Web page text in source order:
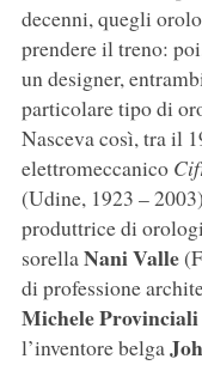
decenni, quegli
prendere il treno:
un designer,
particolare tipo di
Nasceva così, tra il
elettromeccanico
(Udine, 1923 –
produttrice di
sorellaNani Valle
di professione
Michele Provinciali
l’inventore belga